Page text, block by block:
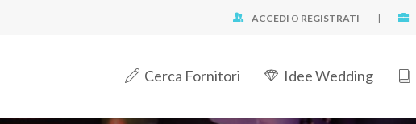
ACCEDI O REGISTRATI |
Cerca Fornitori Idee Wedding